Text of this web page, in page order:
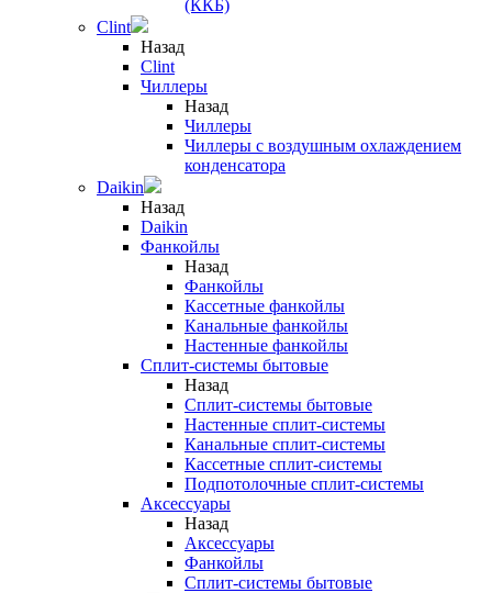
(ККБ)
Clint
Назад
Clint
Чиллеры
Назад
Чиллеры
Чиллеры с воздушным охлаждением
конденсатора
Daikin
Назад
Daikin
Фанкойлы
Назад
Фанкойлы
Кассетные фанкойлы
Канальные фанкойлы
Настенные фанкойлы
Сплит-системы бытовые
Назад
Сплит-системы бытовые
Настенные сплит-системы
Канальные сплит-системы
Кассетные сплит-системы
Подпотолочные сплит-системы
Аксессуары
Назад
Аксессуары
Фанкойлы
Сплит-системы бытовые